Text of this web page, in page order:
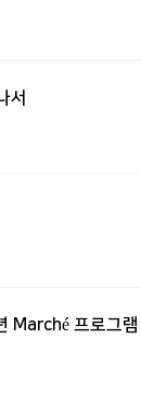
서
프로그램